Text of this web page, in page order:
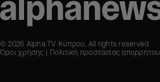
© 2026 Alpha TV Κύπρου. All rights reserved
Όροι χρήσης
Πολιτική προστασίας απορρήτου